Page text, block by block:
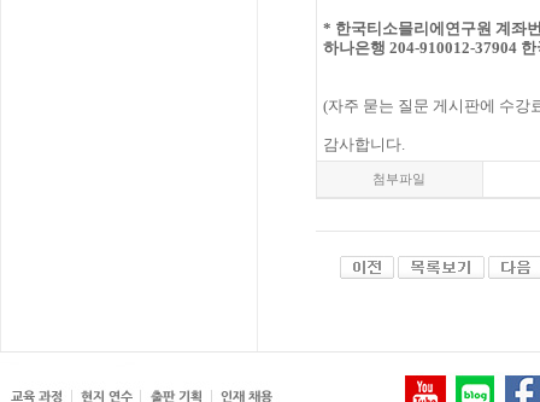
* 한국티소믈리에연구원 계좌
하나은행 204-910012-37904
(자주 묻는 질문 게시판에 수강
감사합니다.
첨부파일